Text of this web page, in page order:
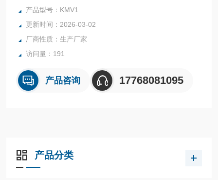
像，声学图像精确地呈现声源的位置，
现的无数常见故障。这些故障包括工厂压缩空气或真空系统的
泄漏，蒸汽系统中发现的无形蒸汽泄漏，电气局部放电、电弧
和电晕等电气故障，
产品型号：KMV1
更新时间：2026-03-02
厂商性质：生产厂家
访问量：191
产品咨询 17768081095
产品分类